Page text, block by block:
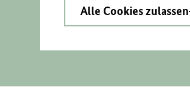
Alle Cookies zulassen